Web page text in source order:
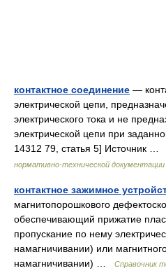
контактное соединение —
электрической цепи,
электрического тока и не
электрической цепи при
14312 79, статья 5] Источник …
нормативно-технической документации
контактное зажимное
магнитопорошкового
обеспечивающий прижатие
пропускание по нему
намагничивании) или
намагничивании) …
Справочник